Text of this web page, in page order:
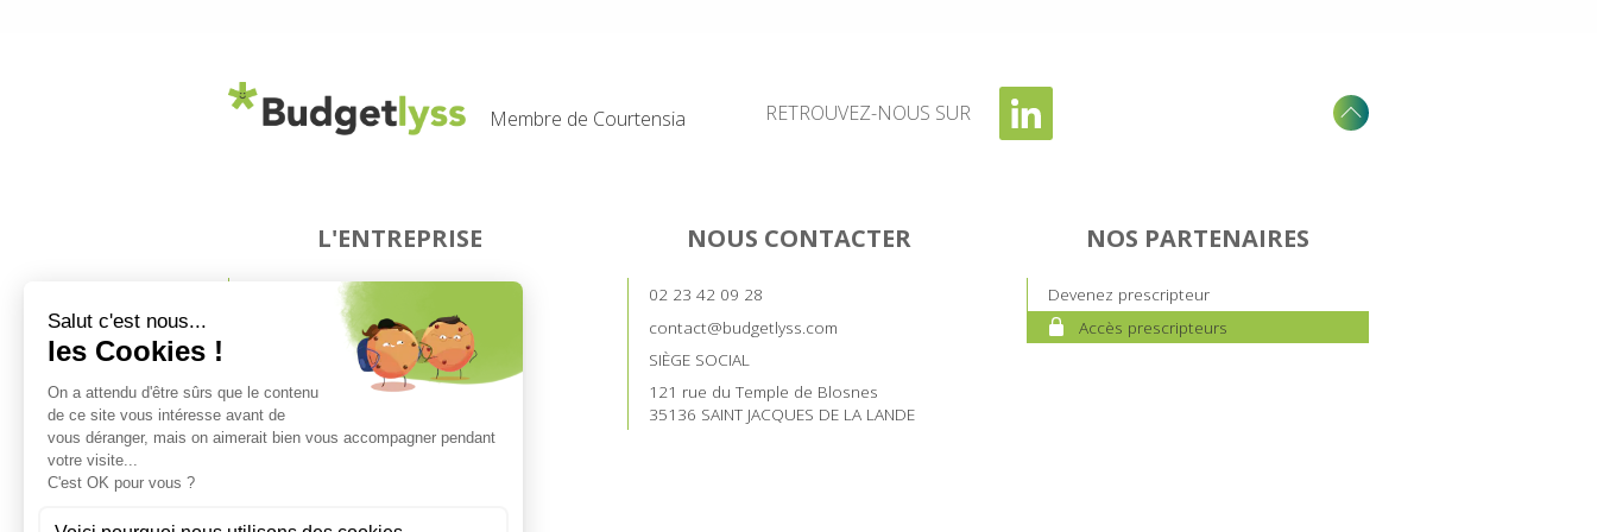
Membre de Courtensia RETROUVEZ-NOUS SUR
L'ENTREPRISE
Qui sommes-nous ?
Notre équipe
Devenez prescripteur
Mentions légales
NOUS CONTACTER
02 23 42 09 28
contact@budgetlyss.com
SIÈGE SOCIAL
121 rue du Temple de Blosnes
35136 SAINT JACQUES DE LA LANDE
NOS PARTENAIRES
Devenez prescripteur
Accès prescripteurs